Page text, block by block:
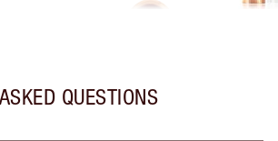
QUESTIONS